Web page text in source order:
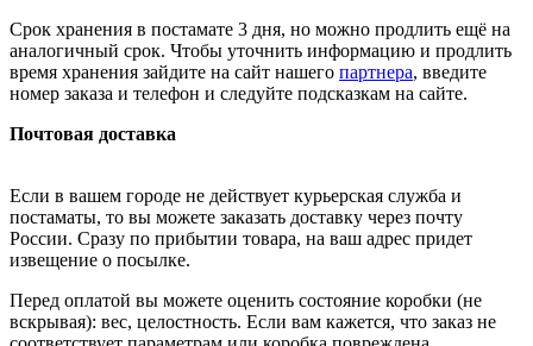
Срок хранения в постамате 3 дня, но можно продлить ещё на
аналогичный срок. Чтобы уточнить информацию и продлить
время хранения зайдите на сайт нашего партнера, введите
номер заказа и телефон и следуйте подсказкам на сайте.
Почтовая доставка
Если в вашем городе не действует курьерская служба и
постаматы, то вы можете заказать доставку через почту
России. Сразу по прибытии товара, на ваш адрес придет
извещение о посылке.
Перед оплатой вы можете оценить состояние коробки (не
вскрывая): вес, целостность. Если вам кажется, что заказ не